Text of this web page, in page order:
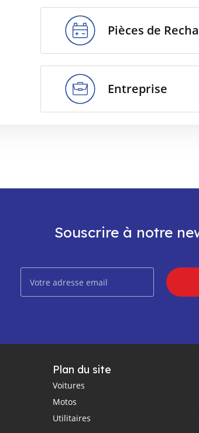
Pièces de
Entreprise
Souscrire à notre
Plan du site
Voitures
Motos
Utilitaires